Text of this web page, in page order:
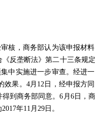
核，商务部认为该申报材
反垄断法》第二十三条规
中实施进一步审查。经进
果。 4月 12 日，经申报方
得到商务部同意。6 月 6日，
2017年11 月 29 日。